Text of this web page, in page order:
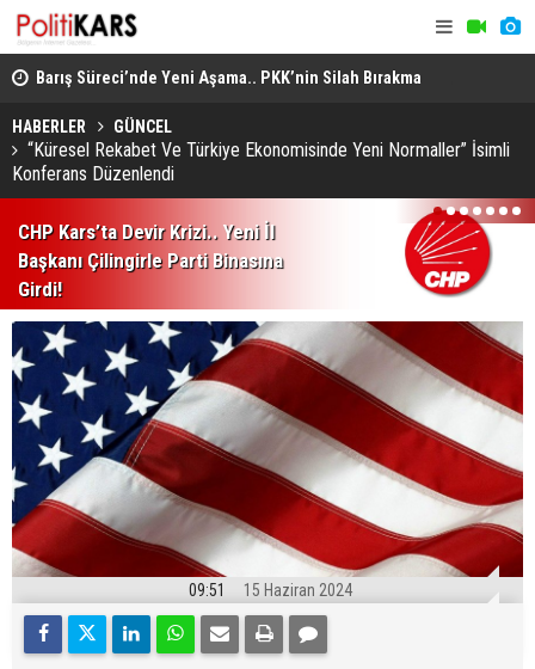
Barış Süreci’nde Yeni Aşama.. PKK’nin Silah Bırakma
Kararından Meclis’teki “Çerçeve Yasa”na!
HABERLER GÜNCEL
“Küresel Rekabet Ve Türkiye Ekonomisinde Yeni Normaller” İsimli
Konferans Düzenlendi
CHP Kars’ta Devir Krizi.. Yeni İl
Başkanı Çilingirle Parti Binasına
Girdi!
1 2 3 4 5 6 7
09:51 15 Haziran 2024